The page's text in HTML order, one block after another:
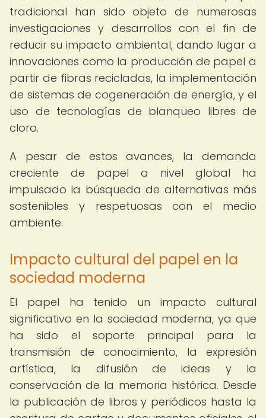
tradicional han sido objeto de numerosas
investigaciones y desarrollos con el fin de
reducir su impacto ambiental, dando lugar a
innovaciones como la producción de papel a
partir de fibras recicladas, la implementación
de sistemas de cogeneración de energía, y el
uso de tecnologías de blanqueo libres de
cloro.
A pesar de estos avances, la demanda
creciente de papel a nivel global ha
impulsado la búsqueda de alternativas más
sostenibles y respetuosas con el medio
ambiente.
Impacto cultural del papel en la
sociedad moderna
El papel ha tenido un impacto cultural
significativo en la sociedad moderna, ya que
ha sido el soporte principal para la
transmisión de conocimiento, la expresión
artística, la difusión de ideas y la
conservación de la memoria histórica. Desde
la publicación de libros y periódicos hasta la